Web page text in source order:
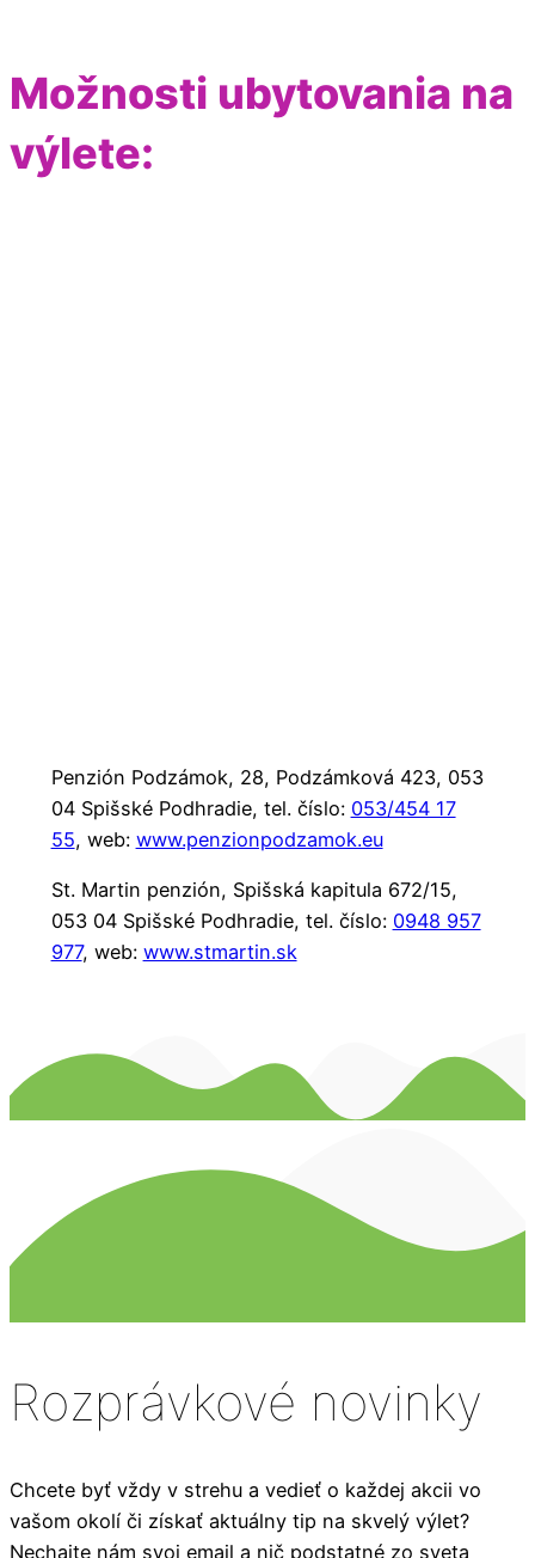
Možnosti ubytovania na
výlete:
Penzión Podzámok, 28, Podzámková 423, 053
04 Spišské Podhradie, tel. číslo: 053/454 17
55, web: www.penzionpodzamok.eu
St. Martin penzión, Spišská kapitula 672/15,
053 04 Spišské Podhradie, tel. číslo: 0948 957
977, web: www.stmartin.sk
Rozprávkové novinky
Chcete byť vždy v strehu a vedieť o každej akcii vo
vašom okolí či získať aktuálny tip na skvelý výlet?
Nechajte nám svoj email a nič podstatné zo sveta